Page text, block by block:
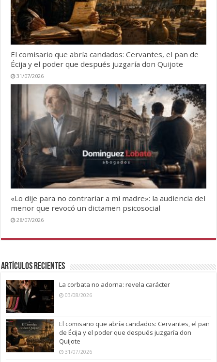
El comisario que abría candados: Cervantes, el pan de
Écija y el poder que después juzgaría don Quijote
31/07/2026
«Lo dije para no contrariar a mi madre»: la audiencia del
menor que revocó un dictamen psicosocial
28/07/2026
Artículos recientes
La corbata no adorna: revela carácter
03/08/2026
El comisario que abría candados: Cervantes, el pan
de Écija y el poder que después juzgaría don
Quijote
31/07/2026